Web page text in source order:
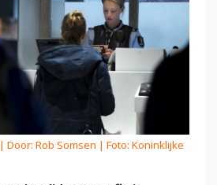
Door: Rob Somsen | Foto: Koninklijke